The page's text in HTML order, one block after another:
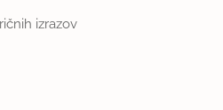
izrazov